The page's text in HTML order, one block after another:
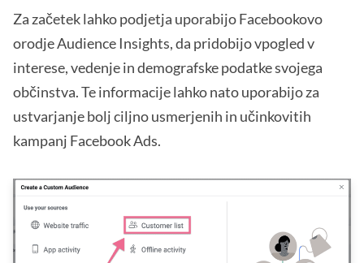
Za začetek lahko podjetja uporabijo Facebookovo
orodje Audience Insights, da pridobijo vpogled v
interese, vedenje in demografske podatke svojega
občinstva. Te informacije lahko nato uporabijo za
ustvarjanje bolj ciljno usmerjenih in učinkovitih
kampanj Facebook Ads.